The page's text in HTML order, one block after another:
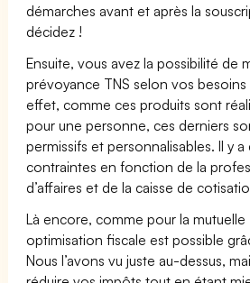
démarches avant et après la
décidez !
Ensuite, vous avez la possibilité de
prévoyance TNS selon vos
effet, comme ces produits sont
pour une personne, ces derniers
permissifs et personnalisables. Il y
contraintes en fonction de la
d’affaires et de la caisse de
Là encore, comme pour la mutuelle
optimisation fiscale est possible
Nous l’avons vu juste au-dessus,